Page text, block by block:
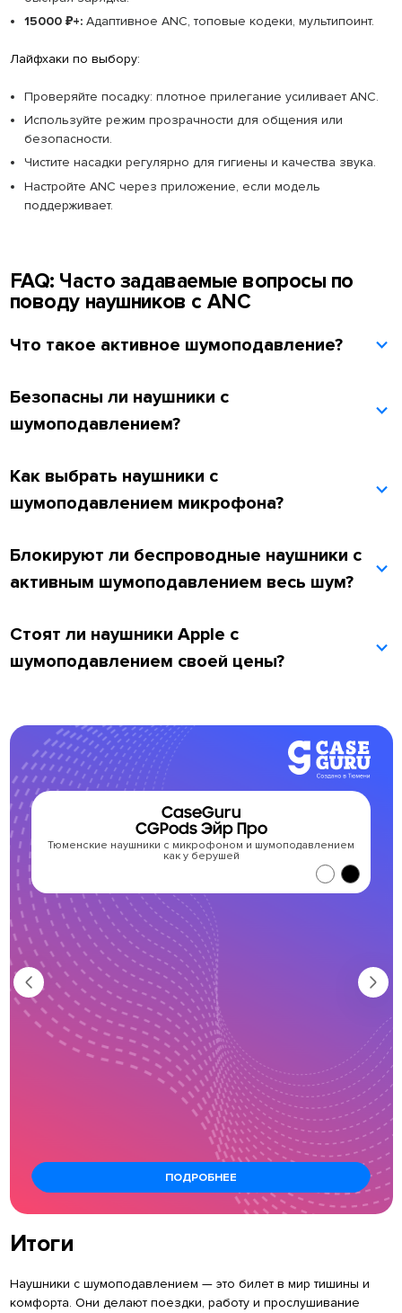
15000 ₽+: Адаптивное ANC, топовые кодеки, мультипоинт.
Лайфхаки по выбору:
Проверяйте посадку: плотное прилегание усиливает ANC.
Используйте режим прозрачности для общения или
безопасности.
Чистите насадки регулярно для гигиены и качества звука.
Настройте ANC через приложение, если модель
поддерживает.
FAQ: Часто задаваемые вопросы по
поводу наушников с ANC
Что такое активное шумоподавление?
Безопасны ли наушники с
шумоподавлением?
Как выбрать наушники с
шумоподавлением микрофона?
Блокируют ли беспроводные наушники с
активным шумоподавлением весь шум?
Стоят ли наушники Apple с
шумоподавлением своей цены?
CaseGuru
CGPods Эйр Про
Тюменские наушники с микрофоном и шумоподавлением
как у берушей
ПОДРОБНЕЕ
Итоги
Наушники с шумоподавлением — это билет в мир тишины и
комфорта. Они делают поездки, работу и прослушивание